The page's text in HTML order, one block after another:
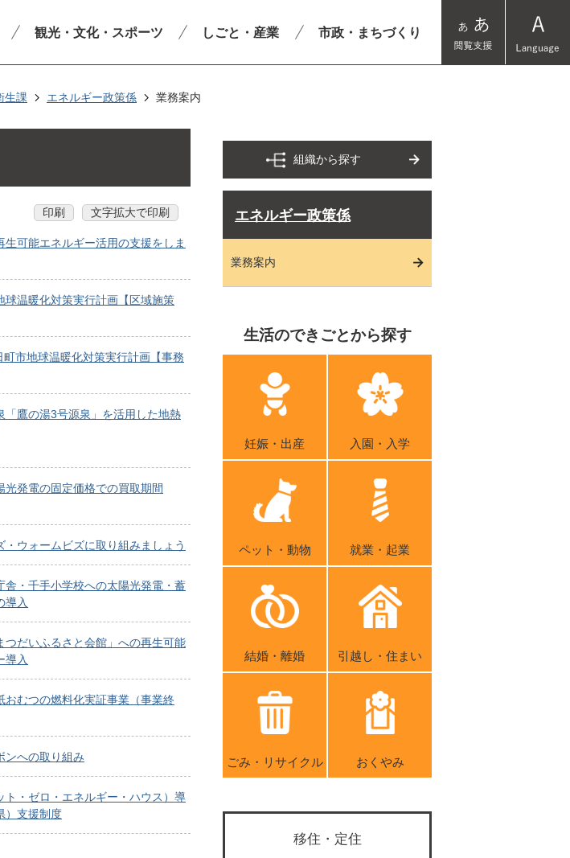
観光・文化・スポーツ しごと・産業 市政・まちづくり
生課 エネルギー政策係 業務案内
印刷 文字拡大で印刷
生可能エネルギー活用の支援をしま
球温暖化対策実行計画【区域施策
町市地球温暖化対策実行計画【事務
「鷹の湯3号源泉」を活用した地熱
光発電の固定価格での買取期間
・ウォームビズに取り組みましょう
舎・千手小学校への太陽光発電・蓄
導入
つだいふるさと会館」への再生可能
導入
おむつの燃料化実証事業（事業終
ンへの取り組み
ト・ゼロ・エネルギー・ハウス）導
）支援制度
組織から探す
エネルギー政策係
業務案内
生活のできごとから探す
妊娠・出産 入園・入学
ペット・動物 就業・起業
結婚・離婚 引越し・住まい
ごみ・リサイクル おくやみ
移住・定住